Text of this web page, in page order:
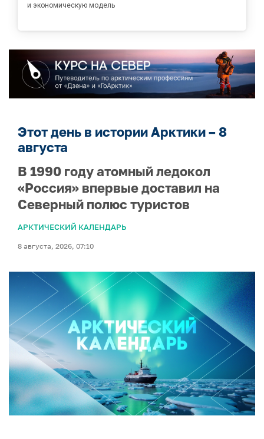
и экономическую модель
Этот день в истории Арктики – 8
августа
В 1990 году атомный ледокол
«Россия» впервые доставил на
Северный полюс туристов
АРКТИЧЕСКИЙ КАЛЕНДАРЬ
8 августа, 2026, 07:10